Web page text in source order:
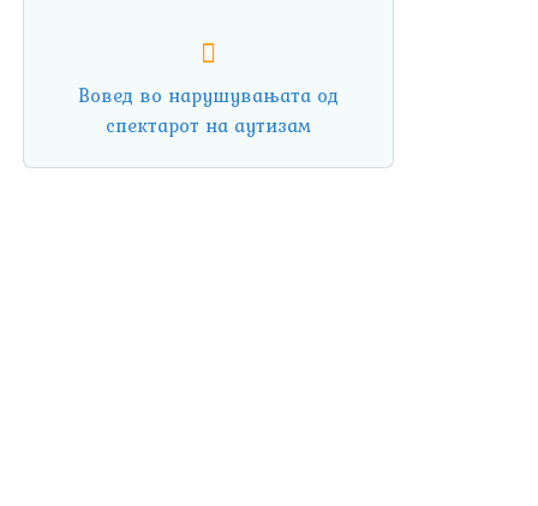
Вовед во нарушувањата од
спектарот на аутизам